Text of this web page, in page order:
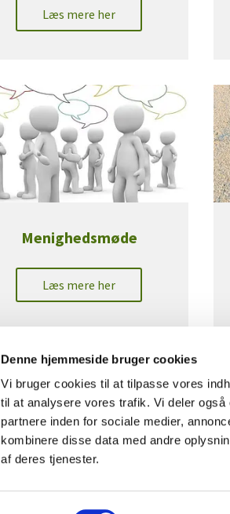
Denne hjemmeside bruger cookies
Vi bruger cookies til at tilpasse vores
til at analysere vores trafik. Vi deler
partnere inden for sociale medier,
kombinere disse data med andre
af deres tjenester.
Læs mere her
Menighedsmøde
Læs mere her